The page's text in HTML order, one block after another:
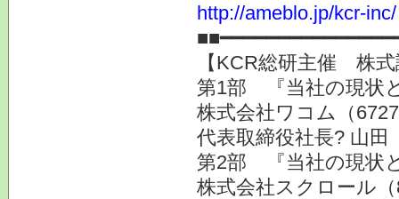
http://ameblo.jp/kcr-inc/
【KCR総研主催 株
第1部 『当社の現状
株式会社ワコム（
代表取締役社長? 山
第2部 『当社の現状
株式会社スクロール